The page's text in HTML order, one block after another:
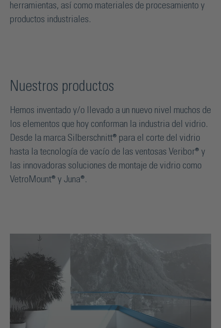
herramientas, así como materiales de procesamiento y
productos industriales.
Nuestros productos
Hemos inventado y/o llevado a un nuevo nivel muchos de
los elementos que hoy conforman la industria del vidrio.
Desde la marca Silberschnitt® para el corte del vidrio
hasta la tecnología de vacío de las ventosas Veribor® y
las innovadoras soluciones de montaje de vidrio como
VetroMount® y Juna®.